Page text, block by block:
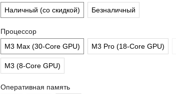
Наличный (со скидкой)
Безналичный
Процессор
M3 Max (30-Core GPU)
M3 Pro (18-Core GPU)
M3 (8-Core GPU)
Оперативная память